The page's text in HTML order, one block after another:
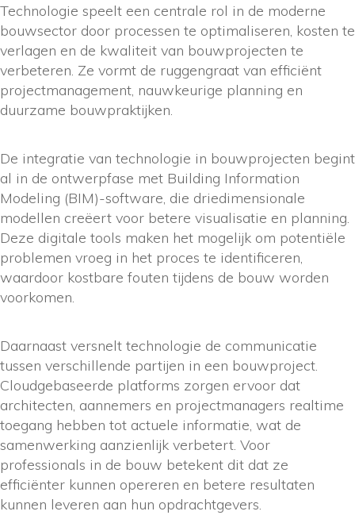
Technologie speelt een centrale rol in de moderne
bouwsector door processen te optimaliseren, kosten te
verlagen en de kwaliteit van bouwprojecten te
verbeteren. Ze vormt de ruggengraat van efficiënt
projectmanagement, nauwkeurige planning en
duurzame bouwpraktijken.
De integratie van technologie in bouwprojecten begint
al in de ontwerpfase met Building Information
Modeling (BIM)-software, die driedimensionale
modellen creëert voor betere visualisatie en planning.
Deze digitale tools maken het mogelijk om potentiële
problemen vroeg in het proces te identificeren,
waardoor kostbare fouten tijdens de bouw worden
voorkomen.
Daarnaast versnelt technologie de communicatie
tussen verschillende partijen in een bouwproject.
Cloudgebaseerde platforms zorgen ervoor dat
architecten, aannemers en projectmanagers realtime
toegang hebben tot actuele informatie, wat de
samenwerking aanzienlijk verbetert. Voor
professionals in de bouw betekent dit dat ze
efficiënter kunnen opereren en betere resultaten
kunnen leveren aan hun opdrachtgevers.